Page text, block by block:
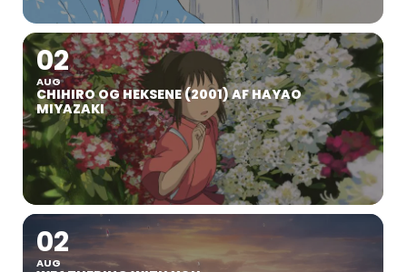
02
AUG
CHIHIRO OG HEKSENE (2001) AF HAYAO
MIYAZAKI
02
AUG